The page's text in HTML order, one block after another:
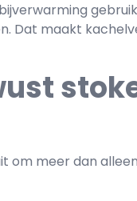
Dat maakt
om meer dan